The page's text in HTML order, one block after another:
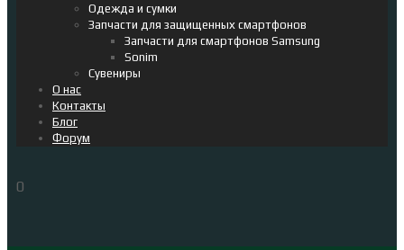
Одежда и сумки
Запчасти для защищенных смартфонов
Запчасти для смартфонов Samsung
Sonim
Сувениры
О нас
Контакты
Блог
Форум
0